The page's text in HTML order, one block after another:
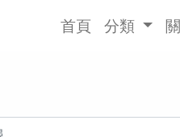
首頁 分類